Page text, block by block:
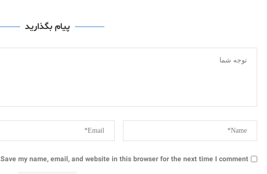
پیام بگذارید
Save my name, email, and website in this browser for the next time I comment.